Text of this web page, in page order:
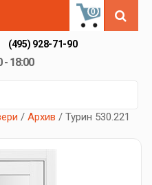
0
(495) 928-71-90
- 18:00
/ Архив / Турин 530.221